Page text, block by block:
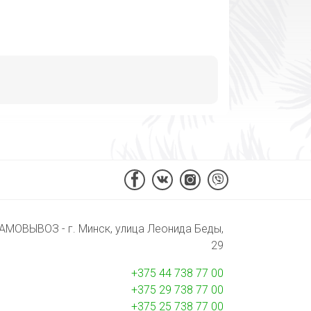
- г. Минск, улица Леонида Беды,
29
+375 44 738 77 00
+375 29 738 77 00
+375 25 738 77 00